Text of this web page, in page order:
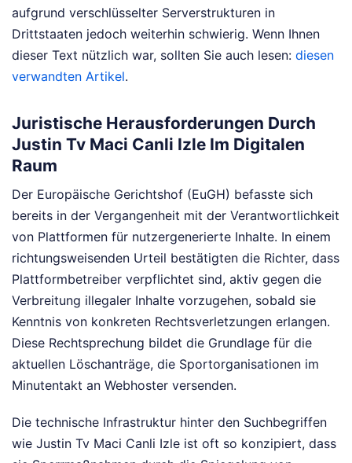
aufgrund verschlüsselter Serverstrukturen in
Drittstaaten jedoch weiterhin schwierig. Wenn Ihnen
dieser Text nützlich war, sollten Sie auch lesen: diesen
verwandten Artikel.
Juristische Herausforderungen Durch
Justin Tv Maci Canli Izle Im Digitalen
Raum
Der Europäische Gerichtshof (EuGH) befasste sich
bereits in der Vergangenheit mit der Verantwortlichkeit
von Plattformen für nutzergenerierte Inhalte. In einem
richtungsweisenden Urteil bestätigten die Richter, dass
Plattformbetreiber verpflichtet sind, aktiv gegen die
Verbreitung illegaler Inhalte vorzugehen, sobald sie
Kenntnis von konkreten Rechtsverletzungen erlangen.
Diese Rechtsprechung bildet die Grundlage für die
aktuellen Löschanträge, die Sportorganisationen im
Minutentakt an Webhoster versenden.
Die technische Infrastruktur hinter den Suchbegriffen
wie Justin Tv Maci Canli Izle ist oft so konzipiert, dass